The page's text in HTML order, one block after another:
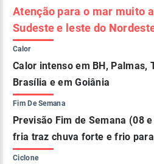
Atenção para o mar muito
Sudeste e leste do
Calor
Calor intenso em BH, Palmas,
Brasília e em Goiânia
Fim De Semana
Previsão Fim de Semana (08
fria traz chuva forte e frio
Ciclone